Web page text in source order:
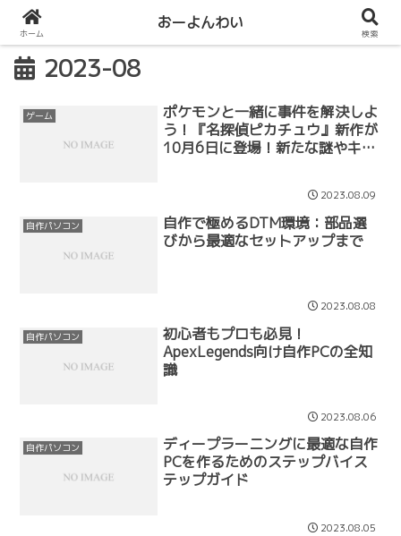
2023-08
ゲーム
ポケモンと一緒に事件を解決しよ
う！『名探偵ピカチュウ』新作が
10月6日に登場！新たな謎やキャ
2023.08.09
自作パソコン
自作で極めるDTM環境：部品選
びから最適なセットアップまで
2023.08.08
自作パソコン
初心者もプロも必見！
ApexLegends向け自作PCの全知
識
2023.08.06
自作パソコン
ディープラーニングに最適な自作
PCを作るためのステップバイス
テップガイド
2023.08.05
ホーム
おーよんわい
検索